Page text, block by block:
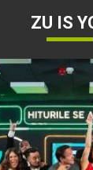
la
versus
mai
ZU IS